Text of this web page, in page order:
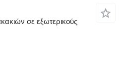
σε εξωτερικούς